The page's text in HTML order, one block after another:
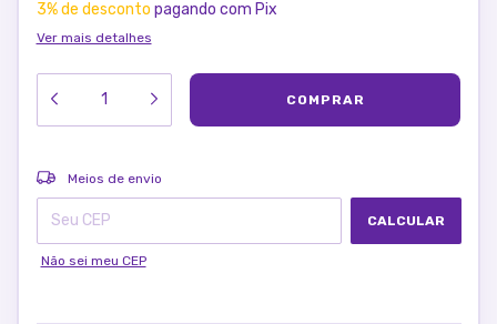
3% de desconto pagando com Pix
Ver mais detalhes
Entregas para o CEP:
Meios de envio
CALCULAR
Não sei meu CEP